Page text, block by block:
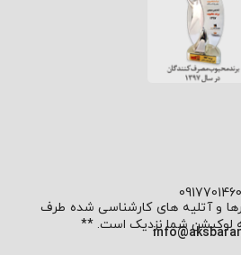
و آتلیه های کارشناسی شده طرف
به لوکیشن شما نزدیک است. **